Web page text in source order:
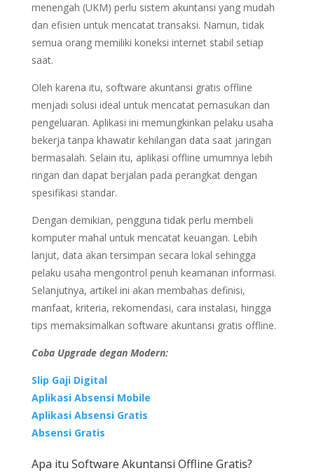
menengah (UKM) perlu sistem akuntansi yang mudah
dan efisien untuk mencatat transaksi. Namun, tidak
semua orang memiliki koneksi internet stabil setiap
saat.
Oleh karena itu, software akuntansi gratis offline
menjadi solusi ideal untuk mencatat pemasukan dan
pengeluaran. Aplikasi ini memungkinkan pelaku usaha
bekerja tanpa khawatir kehilangan data saat jaringan
bermasalah. Selain itu, aplikasi offline umumnya lebih
ringan dan dapat berjalan pada perangkat dengan
spesifikasi standar.
Dengan demikian, pengguna tidak perlu membeli
komputer mahal untuk mencatat keuangan. Lebih
lanjut, data akan tersimpan secara lokal sehingga
pelaku usaha mengontrol penuh keamanan informasi.
Selanjutnya, artikel ini akan membahas definisi,
manfaat, kriteria, rekomendasi, cara instalasi, hingga
tips memaksimalkan software akuntansi gratis offline.
Coba Upgrade degan Modern:
Slip Gaji Digital
Aplikasi Absensi Mobile
Aplikasi Absensi Gratis
Absensi Gratis
Apa itu Software Akuntansi Offline Gratis?